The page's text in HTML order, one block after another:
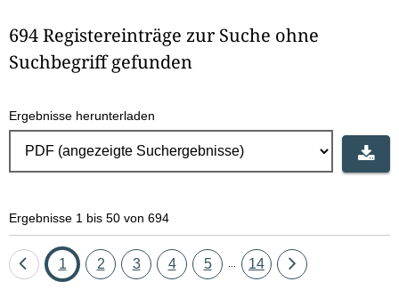
694 Registereinträge zur Suche ohne
Suchbegriff gefunden
Ergebnisse herunterladen
Ergebnisse 1 bis 50 von 694
EineSeite
1 Seite
2 Seite
3 Seite
4 Seite
5 Seite
14
Eine